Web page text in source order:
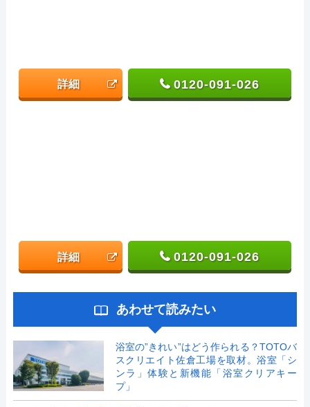
詳細 0120-091-026
詳細 0120-091-026
あわせて読みたい
浴室の”きれい”はどう作られる？TOTOバ
スクリエイト佐倉工場を取材。浴室「シ
ンラ」体験と新機能「浴室クリアキー
プ」